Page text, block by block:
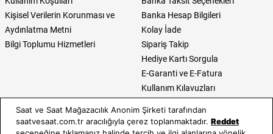
Kişisel Verilerin Korunması ve
Aydınlatma Metni
Bilgi Toplumu Hizmetleri
Banka Hesap Bilgileri
Kolay İade
Sipariş Takip
Hediye Kartı Sorgula
E-Garanti ve E-Fatura
Kullanım Kılavuzları
Saat ve Saat Kategoriler
Saat ve Saat Mağazacılık Anonim Şirketi tarafından
saatvesaat.com.tr aracılığıyla çerez toplanmaktadır. Reddet